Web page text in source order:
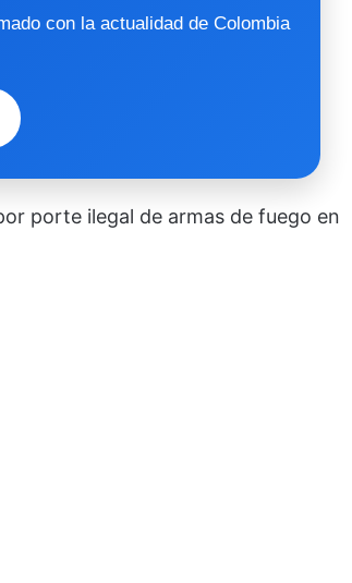
con la actualidad de Colombia
porte ilegal de armas de fuego en